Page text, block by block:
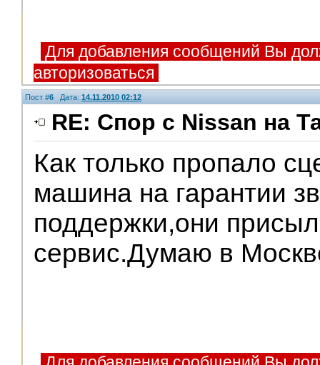
Для добавления сообщений Вы
авторизоваться
Пост #6 Дата: 14.11.2010 02:12
RE: Спор с Nissan на
Как только пропало
машина на гарантии
поддержки,они
сервис.Думаю в